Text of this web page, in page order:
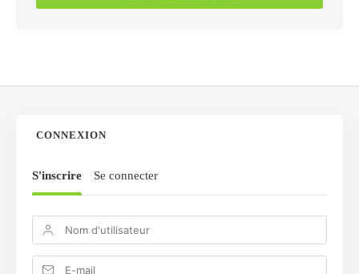
CONNEXION
S'inscrire Se connecter